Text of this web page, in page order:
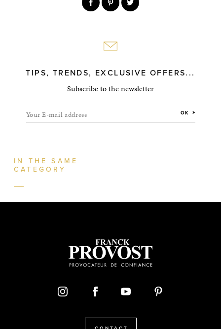
TIPS, TRENDS, EXCLUSIVE OFFERS...
Subscribe to the newsletter
Your E-mail address OK
IN THE SAME
CATEGORY